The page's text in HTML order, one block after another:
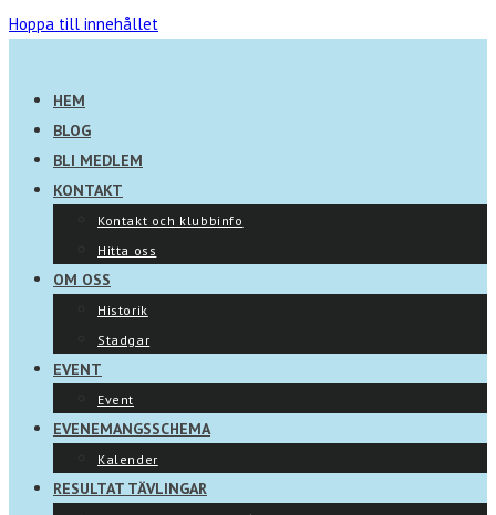
Hoppa till innehållet
HEM
BLOG
BLI MEDLEM
KONTAKT
Kontakt och klubbinfo
Hitta oss
OM OSS
Historik
Stadgar
EVENT
Event
EVENEMANGSSCHEMA
Kalender
RESULTAT TÄVLINGAR